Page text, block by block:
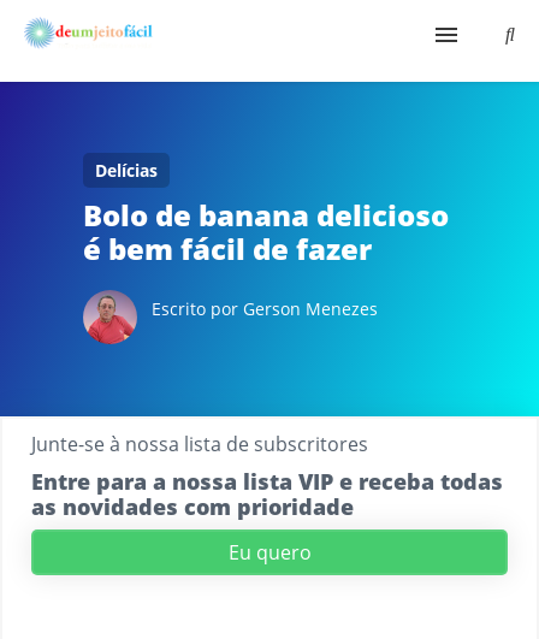
Aqui É Fácil
Shopping Virtual
Delícias
Bolo de banana delicioso
é bem fácil de fazer
Escrito por Gerson Menezes
Junte-se à nossa lista de subscritores
Entre para a nossa lista VIP e receba todas
as novidades com prioridade
Eu quero